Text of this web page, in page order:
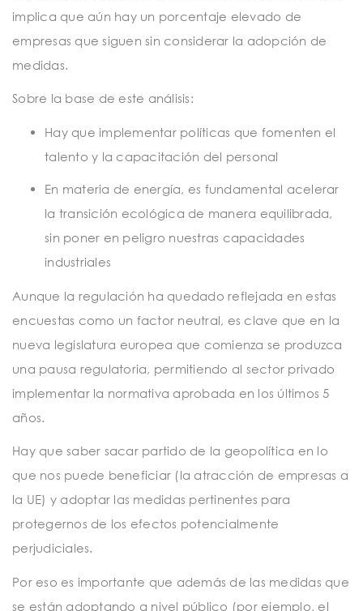
implica que aún hay un porcentaje elevado de
empresas que siguen sin considerar la adopción de
medidas.
Sobre la base de este análisis:
Hay que implementar políticas que fomenten el
talento y la capacitación del personal
En materia de energía, es fundamental acelerar
la transición ecológica de manera equilibrada,
sin poner en peligro nuestras capacidades
industriales
Aunque la regulación ha quedado reflejada en estas
encuestas como un factor neutral, es clave que en la
nueva legislatura europea que comienza se produzca
una pausa regulatoria, permitiendo al sector privado
implementar la normativa aprobada en los últimos 5
años.
Hay que saber sacar partido de la geopolítica en lo
que nos puede beneficiar (la atracción de empresas a
la UE) y adoptar las medidas pertinentes para
protegernos de los efectos potencialmente
perjudiciales.
Por eso es importante que además de las medidas que
se están adoptando a nivel público (por ejemplo, el